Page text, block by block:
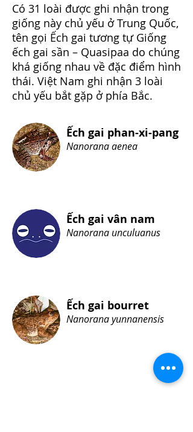
Có 31 loài được ghi nhận trong
giống này chủ yếu ở Trung Quốc,
tên gọi Ếch gai tương tự Giống
ếch gai sần – Quasipaa do chúng
khá giống nhau về đặc điểm hình
thái. Việt Nam ghi nhận 3 loài
chủ yếu bắt gặp ở phía Bắc.
Ếch gai phan-xi-pang
Nanorana aenea
Ếch gai vân nam
Nanorana unculuanus
Ếch gai bourret
Nanorana yunnanensis